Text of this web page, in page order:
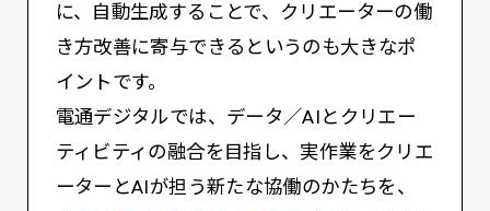
に、自動生成することで、クリエーターの働
き方改善に寄与できるというのも大きなポ
イントです。
電通デジタルでは、データ／AIとクリエー
ティビティの融合を目指し、実作業をクリエ
ーターとAIが担う新たな協働のかたちを、